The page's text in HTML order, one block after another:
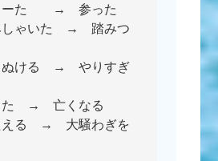
ーた → 参った
しゃいた → 踏みつ
ぬける → やりすぎ
た → 亡くなる
える → 大騒わぎを